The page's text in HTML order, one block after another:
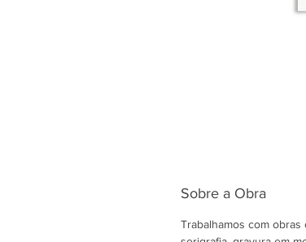
Sobre a Obra
Trabalhamos com